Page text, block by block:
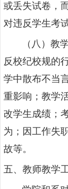
或丢失试卷，
对违反学生考
（八）教
反校纪校规的
学中散布不当
重影响；教学
改学生成绩；
为；因工作失
故等。
五、教师教学